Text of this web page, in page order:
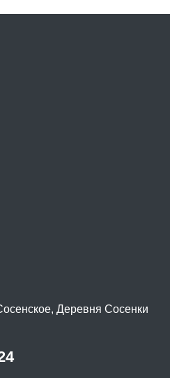
Деревня Сосенки